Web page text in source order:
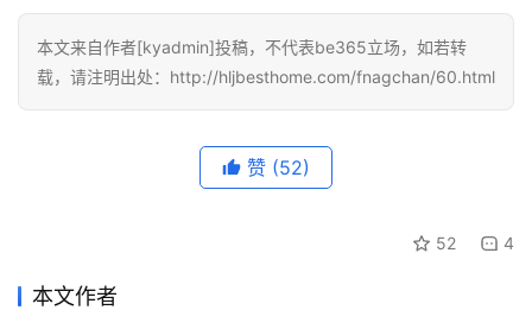
本文来自作者[kyadmin]投稿，不代表be365立场，如若转
载，请注明出处：http://hljbesthome.com/fnagchan/60.html
赞 (52)
52 4
本文作者